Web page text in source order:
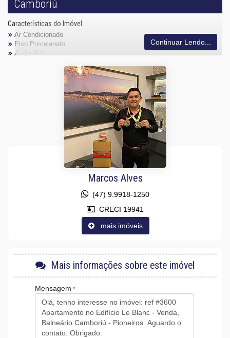
Camboriú
Características do Imóvel
Ar Condicionado
Piso Porcelanato
Andar Alto
Sacada com Churrasqueira
Sala para 2 Ambientes
Características do Empreendimento
Medidores Individuais
Portão Eletrônico
Câmeras de Segurança
Entrada para Banhistas
Hall Decorado e Mobiliado
Continuar Lendo...
Marcos Alves
(47) 9.9918-1250
CRECI 19941
mais imóveis
Mais informações sobre este imóvel
Mensagem